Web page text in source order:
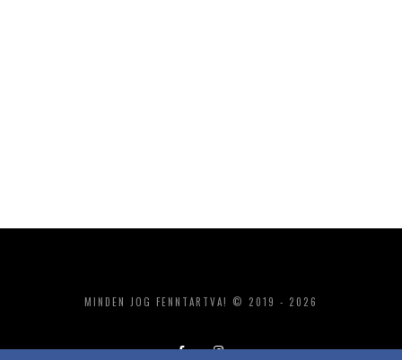
MINDEN JOG FENNTARTVA! © 2019 - 2026